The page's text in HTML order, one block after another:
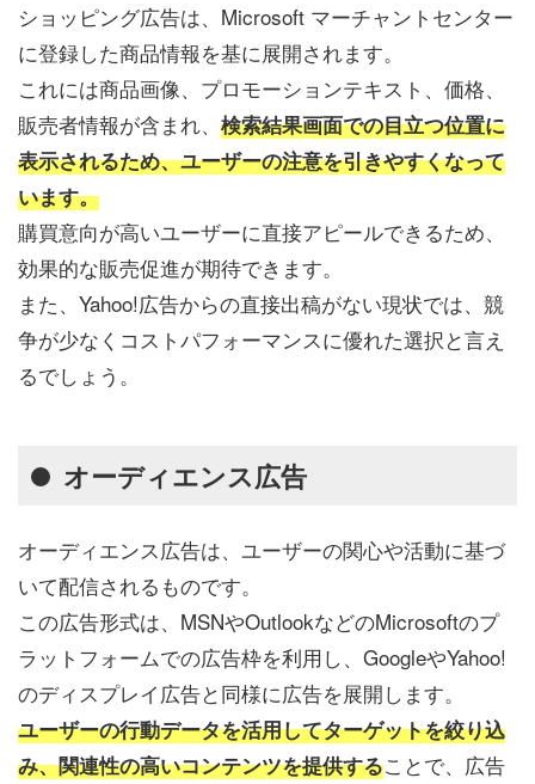
ショッピング広告は、Microsoft マーチャントセンター
に登録した商品情報を基に展開されます。
これには商品画像、プロモーションテキスト、価格、
販売者情報が含まれ、 検索結果画面での目立つ位置に
表示されるため、ユーザーの注意を引きやすくなって
います。
購買意向が高いユーザーに直接アピールできるため、
効果的な販売促進が期待できます。
また、Yahoo!広告からの直接出稿がない現状では、競
争が少なくコストパフォーマンスに優れた選択と言え
るでしょう。
オーディエンス広告
オーディエンス広告は、ユーザーの関心や活動に基づ
いて配信されるものです。
この広告形式は、MSNやOutlookなどのMicrosoftのプ
ラットフォームでの広告枠を利用し、GoogleやYahoo!
のディスプレイ広告と同様に広告を展開します。
ユーザーの行動データを活用してターゲットを絞り込
み、関連性の高いコンテンツを提供することで、広告